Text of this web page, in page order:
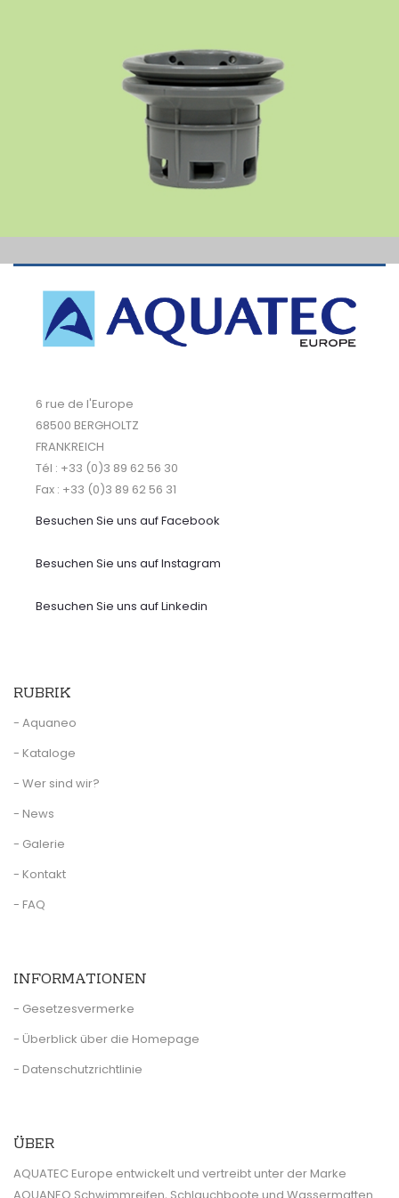
6 rue de l'Europe
68500 BERGHOLTZ
FRANKREICH
Tél : +33 (0)3 89 62 56 30
Fax : +33 (0)3 89 62 56 31
Besuchen Sie uns aufFacebook
Besuchen Sie uns auf Instagram
Besuchen Sie uns auf Linkedin
RUBRIK
- Aquaneo
- Kataloge
- Wer sind wir?
- News
- Galerie
- Kontakt
- FAQ
INFORMATIONEN
- Gesetzesvermerke
- Überblick über die Homepage
- Datenschutzrichtlinie
ÜBER
AQUATEC Europe entwickelt und vertreibt unter der Marke
AQUANEO Schwimmreifen, Schlauchboote und Wassermatten